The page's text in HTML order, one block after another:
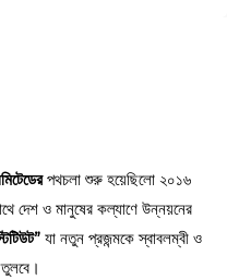
পথচলা শুরু হয়েছিলো ২০১৬
দেশ ও মানুষের কল্যাণে উন্নয়নের
যা নতুন প্রজন্মকে স্বাবলম্বী ও